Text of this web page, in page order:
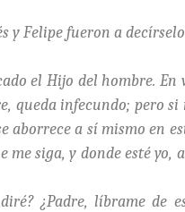
y Felipe fueron a decírselo
el Hijo del hombre. En
queda infecundo; pero
aborrece a sí mismo en
me siga, y donde esté
¿Padre, líbrame de